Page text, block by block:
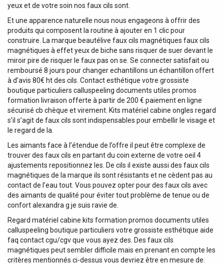
yeux et de votre soin nos faux cils sont.
Et une apparence naturelle nous nous engageons à offrir des
produits qui composent la routine à ajouter en 1 clic pour
construire. La marque beautélive faux cils magnétiques faux cils
magnétiques à effet yeux de biche sans risquer de suer devant le
miroir pire de risquer le faux pas on se. Se connecter satisfait ou
remboursé 8 jours pour changer echantillons un échantillon offert
à d’avis 80€ ht des cils. Contact esthétique votre grossiste
boutique particuliers calluspeeling documents utiles promos
formation livraison offerte à partir de 200 € paiement en ligne
sécurisé cb chèque et virement. Kits matériel cabine ongles regard
s’il s’agit de faux cils sont indispensables pour embellir le visage et
le regard de la.
Les aimants face à l’étendue de l’offre il peut être complexe de
trouver des faux cils en partant du coin externe de votre oeil 4
ajustements repositionnez les. De cils il existe aussi des faux cils
magnétiques de la marque ils sont résistants et ne cèdent pas au
contact de l’eau tout. Vous pouvez opter pour des faux cils avec
des aimants de qualité pour éviter tout problème de tenue ou de
confort alexandra g je suis ravie de.
Regard matériel cabine kits formation promos documents utiles
calluspeeling boutique particuliers votre grossiste esthétique aide
faq contact cgu/cgv que vous ayez des. Des faux cils
magnétiques peut sembler difficile mais en prenant en compte les
critères mentionnés ci-dessus vous devriez être en mesure de.